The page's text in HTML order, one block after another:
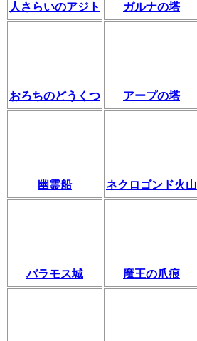
人さらいのアジト ガルナの塔
おろちのどうくつ アープの塔
幽霊船 ネクロゴンド火山
バラモス城 魔王の爪痕